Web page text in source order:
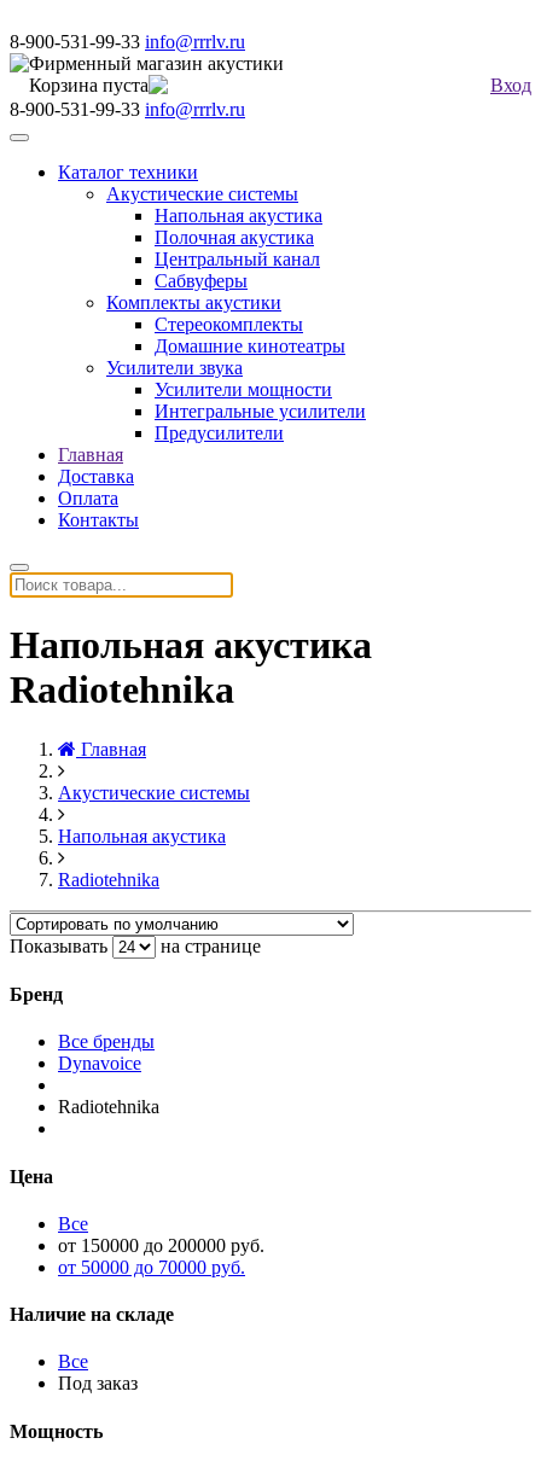
8-900-531-99-33 info@rrrlv.ru
Фирменный магазин акустики
Корзина пуста
Вход
8-900-531-99-33 info@rrrlv.ru
Меню
Каталог техники
Акустические системы
Напольная акустика
Полочная акустика
Центральный канал
Сабвуферы
Комплекты акустики
Стереокомплекты
Домашние кинотеатры
Усилители звука
Усилители мощности
Интегральные усилители
Предусилители
Главная
Доставка
Оплата
Контакты
Напольная акустика
Radiotehnika
Главная
Акустические системы
Напольная акустика
Radiotehnika
Показывать на странице
Бренд
Все бренды
Dynavoice
Radiotehnika
Цена
Все
от 150000 до 200000 руб.
от 50000 до 70000 руб.
Наличие на складе
Все
Под заказ
Мощность